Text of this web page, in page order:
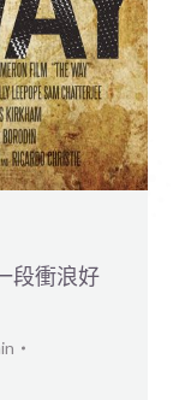
段衝浪好